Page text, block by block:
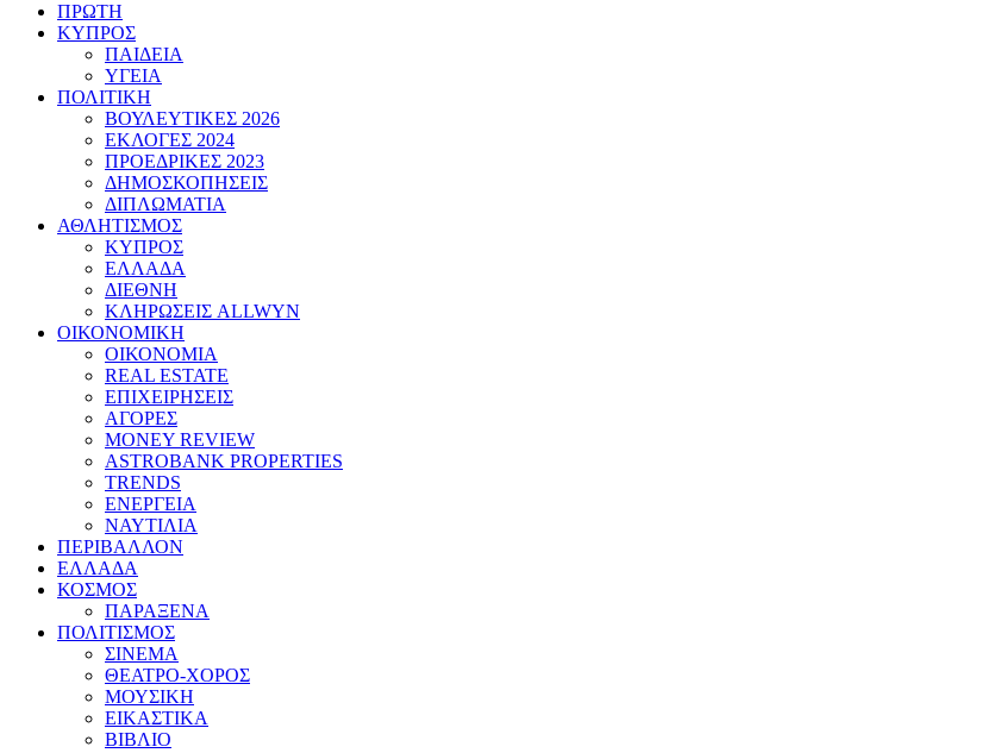
ΠΡΩΤΗ
ΚΥΠΡΟΣ
ΠΑΙΔΕΙΑ
ΥΓΕΙΑ
ΠΟΛΙΤΙΚΗ
ΒΟΥΛΕΥΤΙΚΕΣ 2026
ΕΚΛΟΓΕΣ 2024
ΠΡΟΕΔΡΙΚΕΣ 2023
ΔΗΜΟΣΚΟΠΗΣΕΙΣ
ΔΙΠΛΩΜΑΤΙΑ
ΑΘΛΗΤΙΣΜΟΣ
ΚΥΠΡΟΣ
ΕΛΛΑΔΑ
ΔΙΕΘΝΗ
ΚΛΗΡΩΣΕΙΣ ALLWYN
ΟΙΚΟΝΟΜΙΚΗ
ΟΙΚΟΝΟΜΙΑ
REAL ESTATE
ΕΠΙΧΕΙΡΗΣΕΙΣ
ΑΓΟΡΕΣ
MONEY REVIEW
ASTROBANK PROPERTIES
TRENDS
ΕΝΕΡΓΕΙΑ
ΝΑΥΤΙΛΙΑ
ΠΕΡΙΒΑΛΛΟΝ
ΕΛΛΑΔΑ
ΚΟΣΜΟΣ
ΠΑΡΑΞΕΝΑ
ΠΟΛΙΤΙΣΜΟΣ
ΣΙΝΕΜΑ
ΘΕΑΤΡΟ-ΧΟΡΟΣ
ΜΟΥΣΙΚΗ
ΕΙΚΑΣΤΙΚΑ
ΒΙΒΛΙΟ